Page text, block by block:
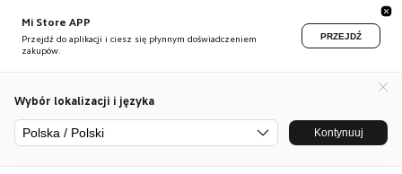
Mi Store APP
Przejdź do aplikacji i ciesz się płynnym doświadczeniem
zakupów.
PRZEJDŹ
Wybór lokalizacji i języka
Polska / Polski Kontynuuj